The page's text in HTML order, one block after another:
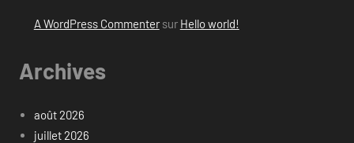
A WordPress Commentersur Hello world!
Archives
août 2026
juillet 2026